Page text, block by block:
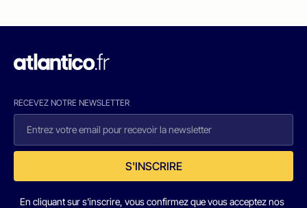
RECEVEZ NOTRE NEWSLETTER
S'INSCRIRE
En cliquant sur s'inscrire, vous confirmez que vous acceptez nos